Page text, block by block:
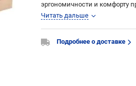
эргономичности и комфорту
• подошва рубанка
• лезвие в инструменте
• рубанок Pinie Premium
Читать дальше
Подробнее о доставке